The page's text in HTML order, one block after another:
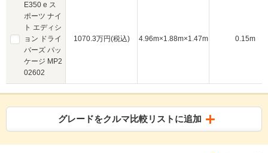
E350 e ス
ポーツ ナイ
ト エディシ
ョン ドライ
バーズ パッ
ケージ MP2
02602
1070.3万円(税込) 4.96m×1.88m×1.47m 0.15m
グレードをクルマ比較リストに追加